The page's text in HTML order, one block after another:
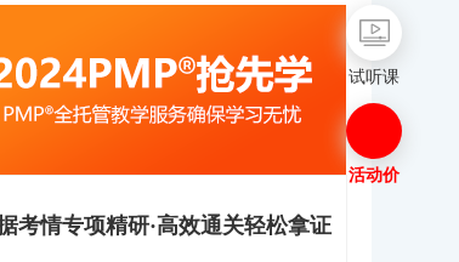
试听课
活动价
考情专项精研·高效通关轻松拿证